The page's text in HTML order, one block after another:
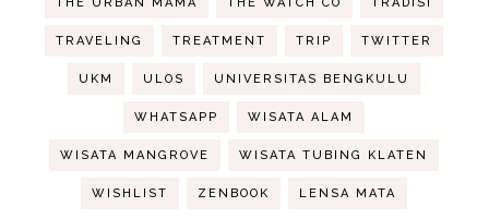
TRAVELING TREATMENT TRIP TWITTER
UKM ULOS UNIVERSITAS BENGKULU
WHATSAPP WISATA ALAM
WISATA MANGROVE WISATA TUBING KLATEN
WISHLIST ZENBOOK LENSA MATA